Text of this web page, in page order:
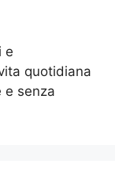
e
quotidiana
e senza